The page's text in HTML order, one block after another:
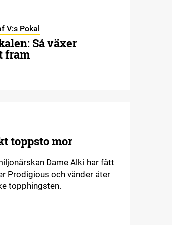
V:s Pokal
Så växer
fram
toppsto mor
Dame Alki har fått
Prodigious och vänder åter
topphingsten.